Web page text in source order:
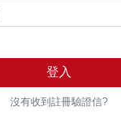
登入
沒有收到註冊驗證信?